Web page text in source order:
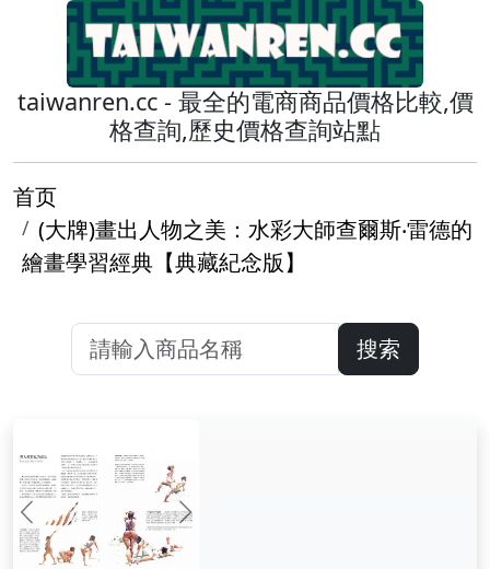
taiwanren.cc - 最全的電商商品價格比較,價
格查詢,歷史價格查詢站點
首页
(大牌)畫出人物之美：水彩大師查爾斯‧雷德的
繪畫學習經典【典藏紀念版】
搜索
前一张 下一张